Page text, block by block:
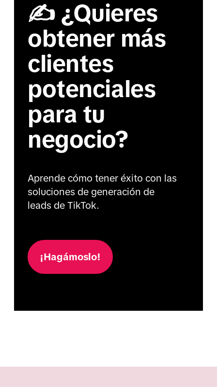
✍️ ¿Quieres
obtener más
clientes
potenciales
para tu
negocio?
Aprende cómo tener éxito con las
soluciones de generación de
leads de TikTok.
¡Hagámoslo!